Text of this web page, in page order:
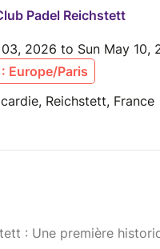
Padel Reichstett
2026 to Sun May 10,
Europe/Paris
Reichstett, France
: Une première